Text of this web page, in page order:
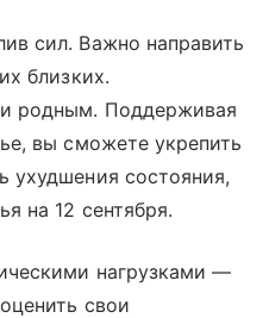
сил. Важно направить
близких.
родным. Поддерживая
вы сможете укрепить
ухудшения состояния,
на 12 сентября.
нагрузками —
свои